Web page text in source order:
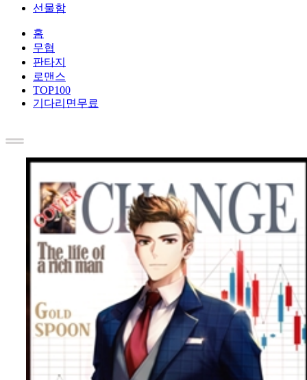
선물함
홈
무협
판타지
로맨스
TOP100
기다리면무료